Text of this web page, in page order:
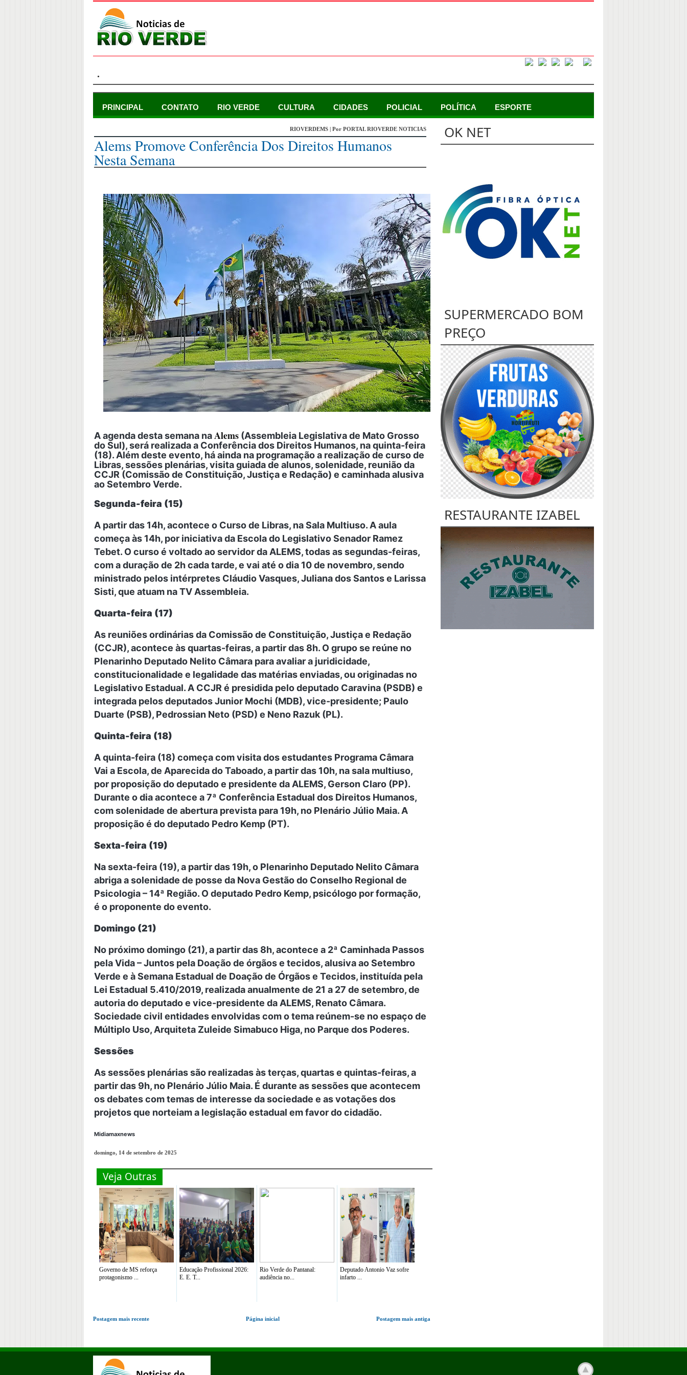
.
PRINCIPAL CONTATO RIO VERDE CULTURA CIDADES POLICIAL POLÍTICA ESPORTE
RIOVERDEMS | Por PORTAL RIOVERDE NOTICIAS
Alems Promove Conferência Dos Direitos Humanos
Nesta Semana
A agenda desta semana naAlems (Assembleia Legislativa de Mato Grosso
do Sul), será realizada a Conferência dos Direitos Humanos, na quinta-feira
(18). Além deste evento, há ainda na programação a realização de curso de
Libras, sessões plenárias, visita guiada de alunos, solenidade, reunião da
CCJR (Comissão de Constituição, Justiça e Redação) e caminhada alusiva
ao Setembro Verde.
Segunda-feira (15)
A partir das 14h, acontece o Curso de Libras, na Sala Multiuso. A aula
começa às 14h, por iniciativa da Escola do Legislativo Senador Ramez
Tebet. O curso é voltado ao servidor da ALEMS, todas as segundas-feiras,
com a duração de 2h cada tarde, e vai até o dia 10 de novembro, sendo
ministrado pelos intérpretes Cláudio Vasques, Juliana dos Santos e Larissa
Sisti, que atuam na TV Assembleia.
Quarta-feira (17)
As reuniões ordinárias da Comissão de Constituição, Justiça e Redação
(CCJR), acontece às quartas-feiras, a partir das 8h. O grupo se reúne no
Plenarinho Deputado Nelito Câmara para avaliar a juridicidade,
constitucionalidade e legalidade das matérias enviadas, ou originadas no
Legislativo Estadual. A CCJR é presidida pelo deputado Caravina (PSDB) e
integrada pelos deputados Junior Mochi (MDB), vice-presidente; Paulo
Duarte (PSB), Pedrossian Neto (PSD) e Neno Razuk (PL).
Quinta-feira (18)
A quinta-feira (18) começa com visita dos estudantes Programa Câmara
Vai a Escola, de Aparecida do Taboado, a partir das 10h, na sala multiuso,
por proposição do deputado e presidente da ALEMS, Gerson Claro (PP).
Durante o dia acontece a 7ª Conferência Estadual dos Direitos Humanos,
com solenidade de abertura prevista para 19h, no Plenário Júlio Maia. A
proposição é do deputado Pedro Kemp (PT).
Sexta-feira (19)
Na sexta-feira (19), a partir das 19h, o Plenarinho Deputado Nelito Câmara
abriga a solenidade de posse da Nova Gestão do Conselho Regional de
Psicologia – 14ª Região. O deputado Pedro Kemp, psicólogo por formação,
é o proponente do evento.
Domingo (21)
No próximo domingo (21), a partir das 8h, acontece a 2ª Caminhada Passos
pela Vida – Juntos pela Doação de órgãos e tecidos, alusiva ao Setembro
Verde e à Semana Estadual de Doação de Órgãos e Tecidos, instituída pela
Lei Estadual 5.410/2019, realizada anualmente de 21 a 27 de setembro, de
autoria do deputado e vice-presidente da ALEMS, Renato Câmara.
Sociedade civil entidades envolvidas com o tema reúnem-se no espaço de
Múltiplo Uso, Arquiteta Zuleide Simabuco Higa, no Parque dos Poderes.
Sessões
As sessões plenárias são realizadas às terças, quartas e quintas-feiras, a
partir das 9h, no Plenário Júlio Maia. É durante as sessões que acontecem
os debates com temas de interesse da sociedade e as votações dos
projetos que norteiam a legislação estadual em favor do cidadão.
Midiamaxnews
domingo, 14 de setembro de 2025
Veja Outras
Governo de MS reforça
protagonismo ...
Educação Profissional 2026:
E. E. T...
Rio Verde do Pantanal:
audiência no...
Deputado Antonio Vaz sofre
infarto ...
Postagem mais recente Postagem mais antiga
Página inicial
OK NET
SUPERMERCADO BOM
PREÇO
RESTAURANTE IZABEL